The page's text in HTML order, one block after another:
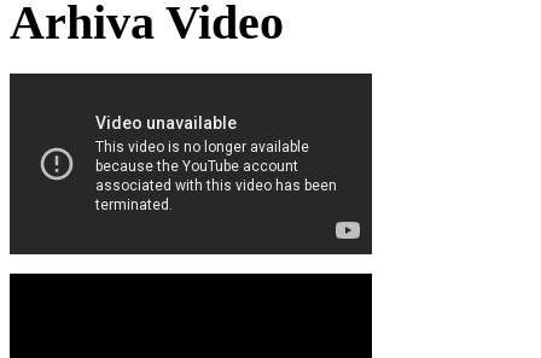
Arhiva Video